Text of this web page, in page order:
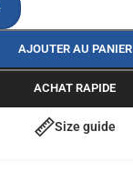
AJOUTER AU PANIER
ACHAT RAPIDE
Size guide